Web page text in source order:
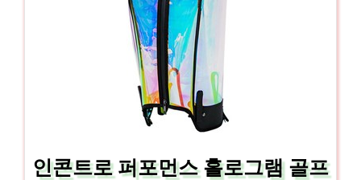
인콘트로 퍼포먼스 홀로그램 골프